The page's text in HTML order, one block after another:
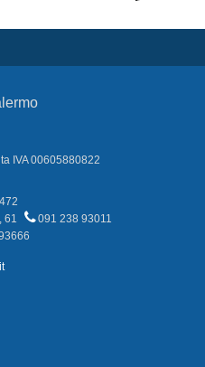
IVA 00605880822
61
091 238 93011